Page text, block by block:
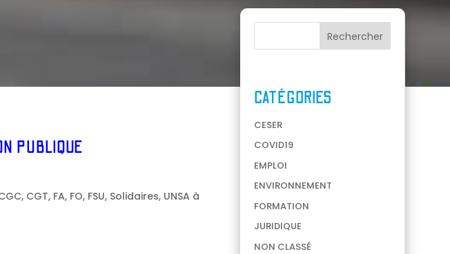
PUBLIQUE
CGT, FA, FO, FSU, Solidaires, UNSA à
CATÉGORIES
CESER
COVID19
EMPLOI
ENVIRONNEMENT
FORMATION
JURIDIQUE
NON CLASSÉ